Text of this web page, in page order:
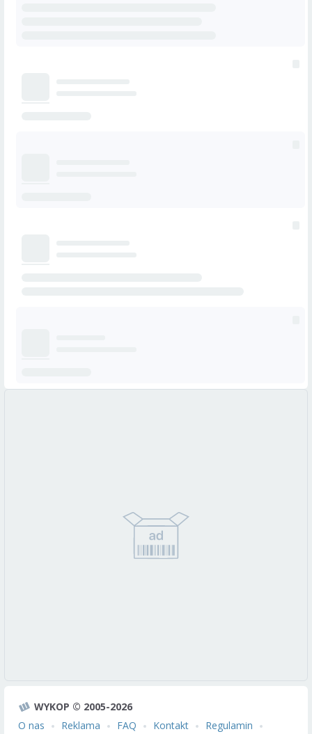
WYKOP © 2005-2026
O nas
Reklama FAQ Kontakt Regulamin